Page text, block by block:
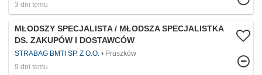
3 dni temu
MŁODSZY SPECJALISTA / MŁODSZA SPECJALISTKA
DS. ZAKUPÓW I DOSTAWCÓW
STRABAG BMTI SP. Z O.O.
Pruszków
9 dni temu